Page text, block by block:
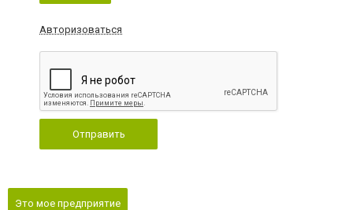
Авторизоваться
Отправить
Это мое предприятие